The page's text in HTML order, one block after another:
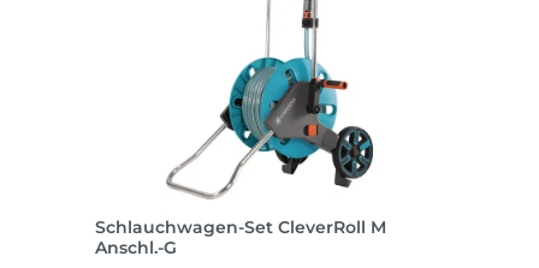
Schlauchwagen-Set CleverRoll M
Anschl.-G